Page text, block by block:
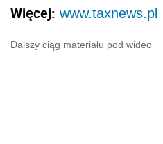
Więcej: www.taxnews.pl
Dalszy ciąg materiału pod wideo